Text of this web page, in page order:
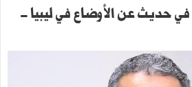
في حديث عن الأوضاع في ليبيا -